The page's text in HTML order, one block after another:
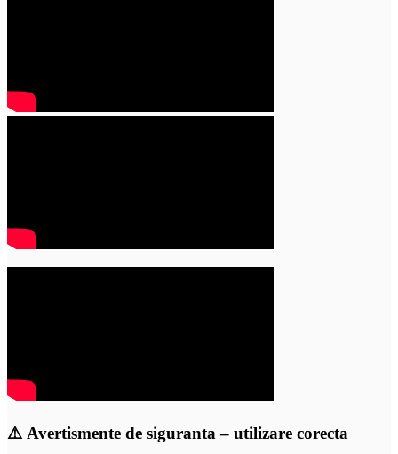
⚠️ Avertismente de siguranta – utilizare corecta